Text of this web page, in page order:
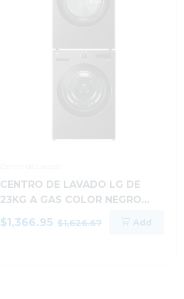
CENTRO DE LAVADO LG DE
23KG A GAS COLOR NEGRO
WM23B/DF74B
$1,366.95 $1,626.67 Add